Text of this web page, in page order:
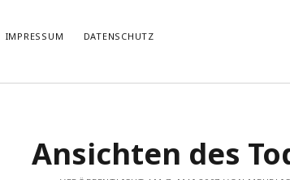
IMPRESSUM DATENSCHUTZ
zu Rostropowitsch
im Musikverein?
DEI FUNK WuK(2)
Dresden (110)
Ansichten des